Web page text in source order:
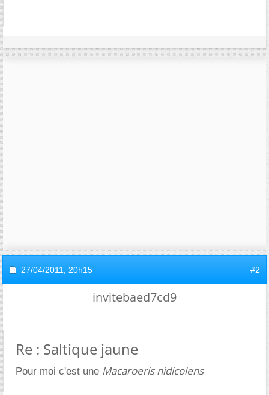
27/04/2011, 20h15 #2
invitebaed7cd9
Re : Saltique jaune
Pour moi c'est une Macaroeris nidicolens